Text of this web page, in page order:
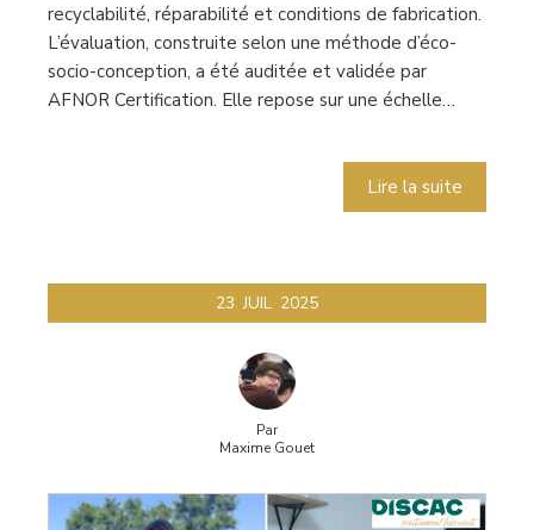
recyclabilité, réparabilité et conditions de fabrication.
L’évaluation, construite selon une méthode d’éco-
socio-conception, a été auditée et validée par
AFNOR Certification. Elle repose sur une échelle…
Lire la suite
23 JUIL 2025
Par
Maxime Gouet